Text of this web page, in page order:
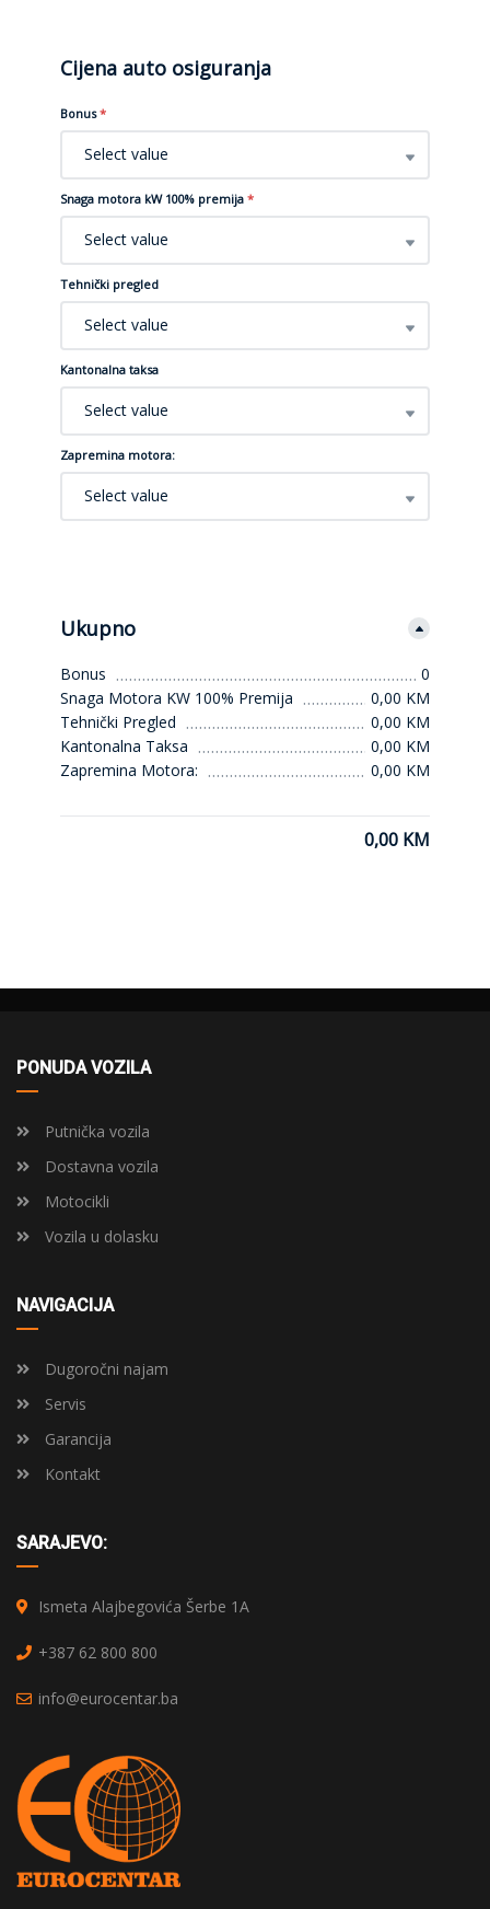
Cijena auto osiguranja
Bonus *
Select value
Snaga motora kW 100% premija *
Select value
Tehnički pregled
Select value
Kantonalna taksa
Select value
Zapremina motora:
Select value
Ukupno
Bonus
0
Snaga Motora KW 100% Premija
0,00 KM
Tehnički Pregled
0,00 KM
Kantonalna Taksa
0,00 KM
Zapremina Motora:
0,00 KM
0,00 KM
PONUDA VOZILA
Putnička vozila
Dostavna vozila
Motocikli
Vozila u dolasku
NAVIGACIJA
Dugoročni najam
Servis
Garancija
Kontakt
SARAJEVO:
Ismeta Alajbegovića Šerbe 1A
+387 62 800 800
info@eurocentar.ba